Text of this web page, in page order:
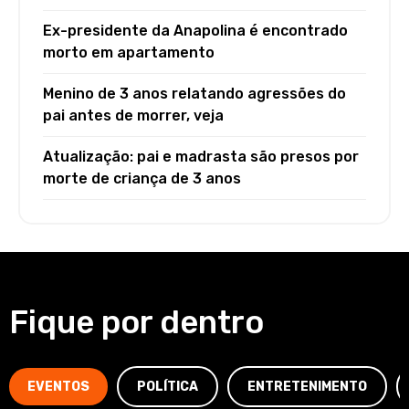
Ex-presidente da Anapolina é encontrado
morto em apartamento
Menino de 3 anos relatando agressões do
pai antes de morrer, veja
Atualização: pai e madrasta são presos por
morte de criança de 3 anos
Fique por dentro
EVENTOS POLÍTICA ENTRETENIMENTO